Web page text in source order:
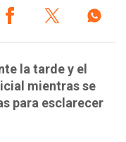
la tarde y el
mientras se
para esclarecer